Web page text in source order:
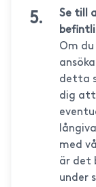
Se till
Om
detta
dig att
med
är det
under